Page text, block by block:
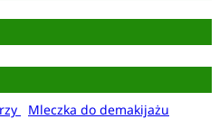
Mleczka do demakijażu